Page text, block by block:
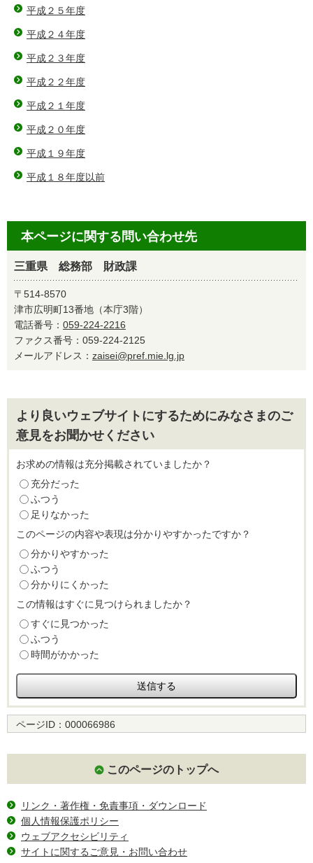
平成２５年度
平成２４年度
平成２３年度
平成２２年度
平成２１年度
平成２０年度
平成１９年度
平成１８年度以前
本ページに関する問い合わせ先
三重県 総務部 財政課
〒514-8570
津市広明町13番地（本庁3階）
電話番号： 059-224-2216
ファクス番号：059-224-2125
メールアドレス： zaisei@pref.mie.lg.jp
より良いウェブサイトにするためにみなさまのご
意見をお聞かせください
お求めの情報は充分掲載されていましたか？
充分だった
ふつう
足りなかった
このページの内容や表現は分かりやすかったですか？
分かりやすかった
ふつう
分かりにくかった
この情報はすぐに見つけられましたか？
すぐに見つかった
ふつう
時間がかかった
ページID： 000066986
このページのトップへ
リンク・著作権・免責事項・ダウンロード
個人情報保護ポリシー
ウェブアクセシビリティ
サイトに関するご意見・お問い合わせ